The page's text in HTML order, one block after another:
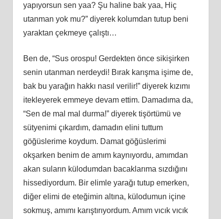
yapıyorsun sen yaa? Şu haline bak yaa, Hiç
utanman yok mu?” diyerek kolumdan tutup beni
yaraktan çekmeye çalıştı…
Ben de, “Sus orospu! Gerdekten önce sikişirken
senin utanman nerdeydi! Bırak karışma işime de,
bak bu yarağın hakkı nasıl verilir!” diyerek kızımı
itekleyerek emmeye devam ettim. Damadıma da,
“Sen de mal mal durma!” diyerek tişörtümü ve
sütyenimi çıkardım, damadın elini tuttum
göğüslerime koydum. Damat göğüslerimi
okşarken benim de amım kaynıyordu, amımdan
akan suların külodumdan bacaklarıma sızdığını
hissediyordum. Bir elimle yarağı tutup emerken,
diğer elimi de eteğimin altına, külodumun içine
sokmuş, amımı karıştırıyordum. Amım vıcık vıcık